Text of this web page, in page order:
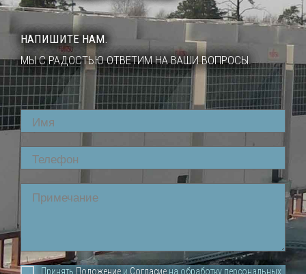
НАПИШИТЕ НАМ.
МЫ С РАДОСТЬЮ ОТВЕТИМ НА ВАШИ ВОПРОСЫ.
Name
Phone
Comment
Принять Положение и Согласие на обработку персональных